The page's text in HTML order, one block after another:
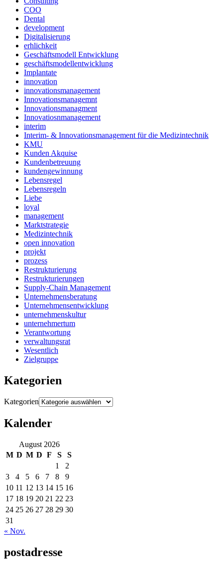
COO
Dental
development
Digitalisierung
erhlichkeit
Geschäftsmodell Entwicklung
geschäftsmodellentwicklung
Implantate
innovation
innovationsmanagement
Innovationsmanagemnt
Innovationsmanagment
Innovatiosnmanagement
interim
Interim- & Innovationsmanagement für die Medizintechnik
KMU
Kunden Akquise
Kundenbetreuung
kundengewinnung
Lebensregel
Lebensregeln
Liebe
loyal
management
Marktstrategie
Medizintechnik
open innovation
projekt
prozess
Restrukturierung
Restrukturierungen
Supply-Chain Management
Unternehmensberatung
Unternehmensentwicklung
unternehmenskultur
unternehmertum
Verantwortung
verwaltungsrat
Wesentlich
Zielgruppe
Kategorien
Kategorien
Kalender
August 2026
M D M D F S
S
1
2
3
4 5 6 7 8
9
10 11 12 13 14 15 16
17 18 19 20 21 22 23
24 25 26 27 28 29 30
31
« Nov.
postadresse